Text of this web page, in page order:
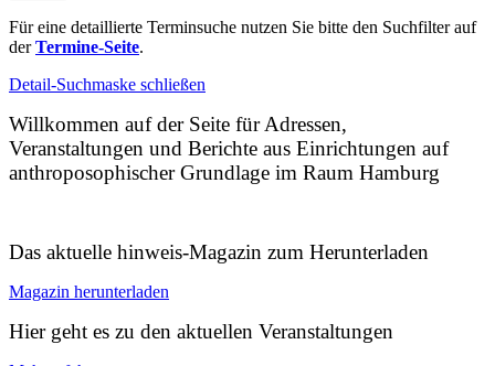
Für eine detaillierte Terminsuche nutzen Sie bitte den Suchfilter auf
derTermine-Seite.
Detail-Suchmaske schließen
Willkommen auf der Seite für Adressen,
Veranstaltungen und Berichte aus Einrichtungen auf
anthroposophischer Grundlage im Raum Hamburg
Das aktuelle hinweis-Magazin zum Herunterladen
Magazin herunterladen
Hier geht es zu den aktuellen Veranstaltungen